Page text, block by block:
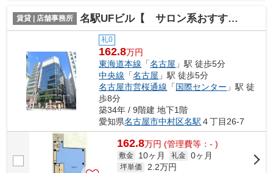
賃貸 | 店舗事務所 名駅UFビル【 サロン系おすすめ 】
礼0
162.8万円
東海道本線 「名古屋 」駅 徒歩5分
中央線 「名古屋 」駅 徒歩5分
名古屋市営桜通線 「国際センター 」駅 徒
歩8分
築34年 / 9階建 地下1階
愛知県名古屋市中村区名駅 ４丁目26-7
162.8万円 (管理費等：- )
敷金 10ヶ月 礼金 0ヶ月
坪単価 2.2万円